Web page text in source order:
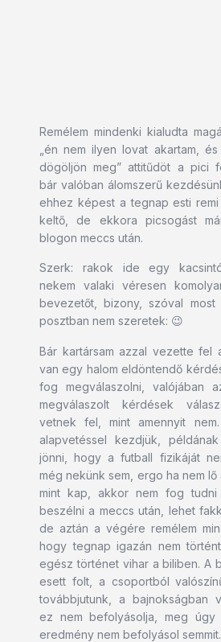
Remélem mindenki kialudta
„én nem ilyen lovat akartam,
dögöljön meg” attitűdöt a pici
bár valóban álomszerű
ehhez képest a tegnap esti
keltő, de ekkora picsogást
blogon meccs után.
Szerk: rakok ide egy
nekem valaki véresen
bevezetőt, bizony, szóval
posztban nem szeretek: 😉
Bár kartársam azzal vezette fel
van egy halom eldöntendő
fog megválaszolni, valójában
megválaszolt kérdések
vetnek fel, mint amennyit
alapvetéssel kezdjük,
jönni, hogy a futball fizikáját
még nekünk sem, ergo ha nem
mint kap, akkor nem fog tudni
beszélni a meccs után, lehet
de aztán a végére remélem
hogy tegnap igazán nem
egész történet vihar a biliben. A
esett folt, a csoportból
továbbjutunk, a bajnokságban
ez nem befolyásolja, meg úgy
eredmény nem befolyásol semmit.